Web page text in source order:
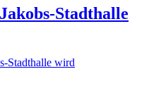
Stadthalle